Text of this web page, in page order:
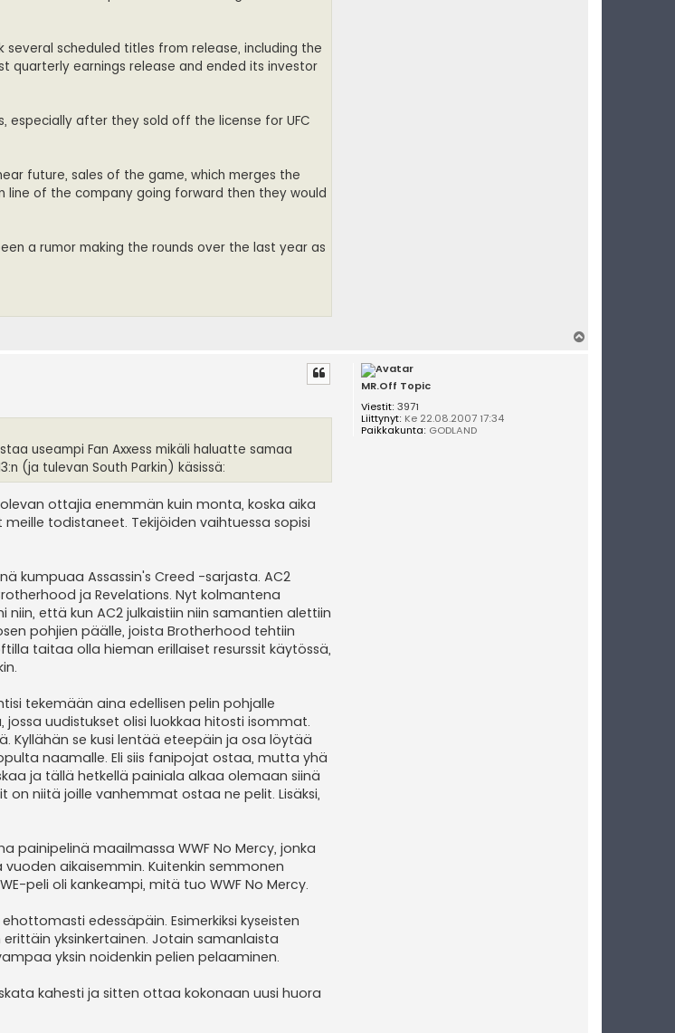
scheduled titles from release, including the
quarterly earnings release and ended its investor
especially after they sold off the license for UFC
future, sales of the game, which merges the
of the company going forward then they would
a rumor making the rounds over the last year as
MR.Off Topic
Viestit: 3971
Liittynyt: Ke 22.08.2007 17:34
Paikkakunta: GODLAND
useampi Fan Axxess mikäli haluatte samaa
(ja tulevan South Parkin) käsissä:
olevan ottajia enemmän kuin monta, koska aika
todistaneet. Tekijöiden vaihtuessa sopisi
kumpuaa Assassin's Creed -sarjasta. AC2
ja Revelations. Nyt kolmantena
että kun AC2 julkaistiin niin samantien alettiin
pohjien päälle, joista Brotherhood tehtiin
taitaa olla hieman erillaiset resurssit käytössä,
tekemään aina edellisen pelin pohjalle
uudistukset olisi luokkaa hitosti isommat.
Kyllähän se kusi lentää eteepäin ja osa löytää
naamalle. Eli siis fanipojat ostaa, mutta yhä
ja tällä hetkellä painiala alkaa olemaan siinä
niitä joille vanhemmat ostaa ne pelit. Lisäksi,
painipelinä maailmassa WWF No Mercy, jonka
vuoden aikaisemmin. Kuitenkin semmonen
peli oli kankeampi, mitä tuo WWF No Mercy.
edessäpäin. Esimerkiksi kyseisten
yksinkertainen. Jotain samanlaista
yksin noidenkin pelien pelaaminen.
kahesti ja sitten ottaa kokonaan uusi huora